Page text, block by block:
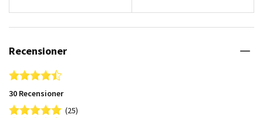
Recensioner
4.7 star rating
30 Recensioner
(25)